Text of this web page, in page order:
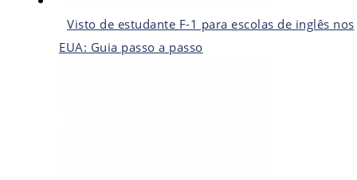
Visto de estudante F-1 para escolas de inglês nos
EUA: Guia passo a passo